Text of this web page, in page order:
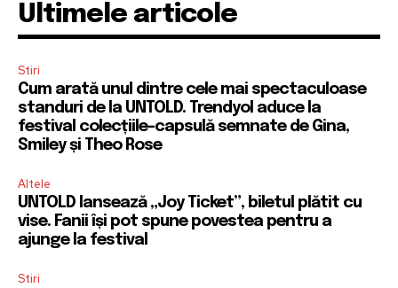
Ultimele articole
Stiri
Cum arată unul dintre cele mai spectaculoase
standuri de la UNTOLD. Trendyol aduce la
festival colecțiile-capsulă semnate de Gina,
Smiley și Theo Rose
Altele
UNTOLD lansează „Joy Ticket”, biletul plătit cu
vise. Fanii își pot spune povestea pentru a
ajunge la festival
Stiri